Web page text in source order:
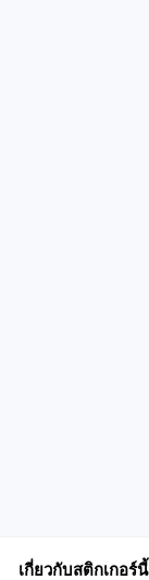
เกี่ยวกับสติกเกอร์นี้